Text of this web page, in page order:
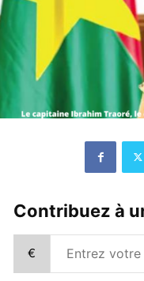
Contribuez à
€